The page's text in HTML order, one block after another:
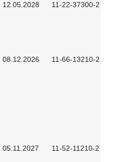
12.05.2028 11-22-37300-2604
08.12.2026 11-66-13210-2602
05.11.2027 11-52-11210-2604